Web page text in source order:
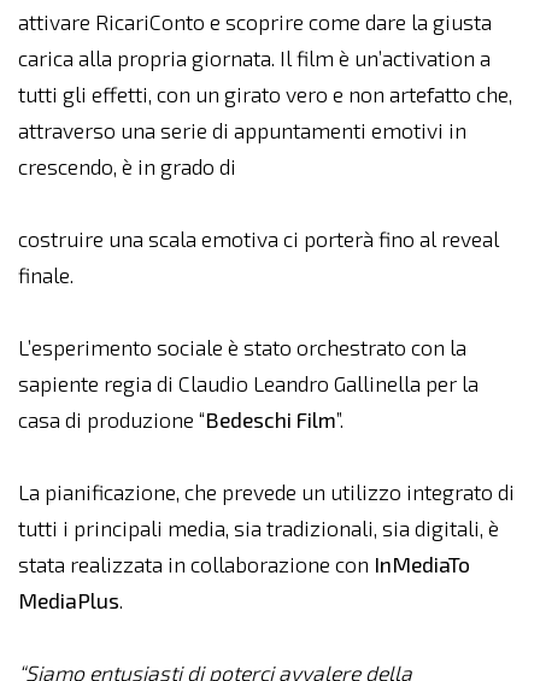
attivare RicariConto e scoprire come dare la giusta
carica alla propria giornata. Il film è un’activation a
tutti gli effetti, con un girato vero e non artefatto che,
attraverso una serie di appuntamenti emotivi in
crescendo, è in grado di
costruire una scala emotiva ci porterà fino al reveal
finale.
L’esperimento sociale è stato orchestrato con la
sapiente regia di Claudio Leandro Gallinella per la
casa di produzione “Bedeschi Film”.
La pianificazione, che prevede un utilizzo integrato di
tutti i principali media, sia tradizionali, sia digitali, è
stata realizzata in collaborazione con InMediaTo
MediaPlus.
“Siamo entusiasti di poterci avvalere della